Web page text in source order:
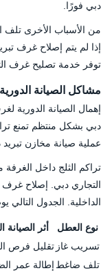
دبي فورًا.
من الأسباب الأخرى تلف
إذا لم يتم إصلاح غرف
توفر خدمة تصليح غرف
مشاكل الصيانة الدورية
إهمال الصيانة الدورية
دبي بشكل منتظم تمنع
عملية صيانة مخازن تبريد
تراكم الثلج داخل
التجاري دبي. إصلاح
الداخلية. الجدول التالي
نوع العطل
أثر الصيانة
تسريب غاز تقليل فرص
تلف ضاغط إطالة عمر